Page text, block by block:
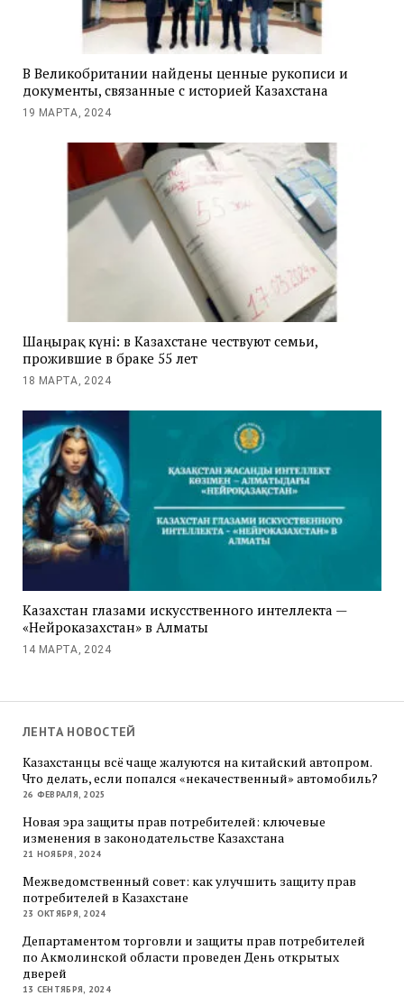
В Великобритании найдены ценные рукописи и
документы, связанные с историей Казахстана
19 МАРТА, 2024
Шаңырақ күні: в Казахстане чествуют семьи,
прожившие в браке 55 лет
18 МАРТА, 2024
Казахстан глазами искусственного интеллекта —
«Нейроказахстан» в Алматы
14 МАРТА, 2024
ЛЕНТА НОВОСТЕЙ
Казахстанцы всё чаще жалуются на китайский автопром.
Что делать, если попался «некачественный» автомобиль?
26 ФЕВРАЛЯ, 2025
Новая эра защиты прав потребителей: ключевые
изменения в законодательстве Казахстана
21 НОЯБРЯ, 2024
Межведомственный совет: как улучшить защиту прав
потребителей в Казахстане
23 ОКТЯБРЯ, 2024
Департаментом торговли и защиты прав потребителей
по Акмолинской области проведен День открытых
дверей
13 СЕНТЯБРЯ, 2024